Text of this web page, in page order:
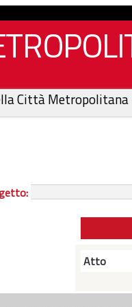
Città Metropolitana
Atto